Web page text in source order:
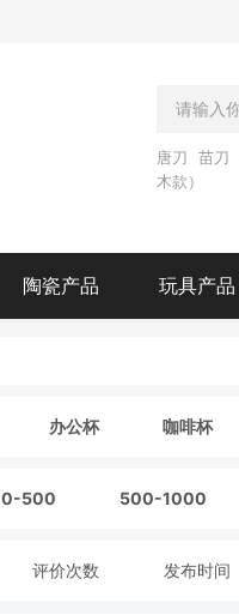
唐刀 苗刀
木款）
陶瓷产品 玩具产品
办公杯 咖啡杯
0-500 500-1000
评价次数 发布时间